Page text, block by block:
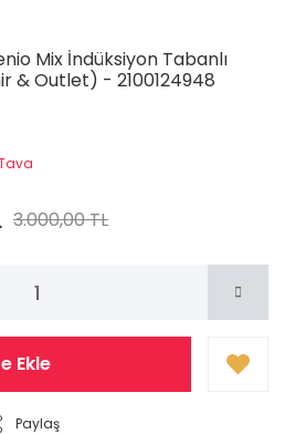
Mix İndüksiyon Tabanlı
& Outlet) - 2100124948
3.000,00 TL
Ekle
Paylaş